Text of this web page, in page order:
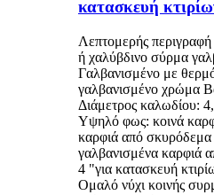
κατασκευή
Λεπτομερής
ή χαλύβδινο σύρμα
Γαλβανισμένο με
γαλβανισμένο χρώμα
Διάμετρος καλωδίου:
Υψηλό φως: κοινά
καρφιά από
γαλβανισμένα καρφιά
4 "για κατασκευή
Ομαλό νύχι κοινής